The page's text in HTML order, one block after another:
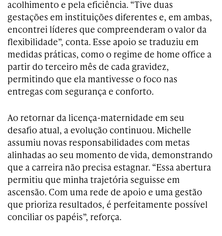
acolhimento e pela eficiência. “Tive duas
gestações em instituições diferentes e, em ambas,
encontrei líderes que compreenderam o valor da
flexibilidade”, conta. Esse apoio se traduziu em
medidas práticas, como o regime de home office a
partir do terceiro mês de cada gravidez,
permitindo que ela mantivesse o foco nas
entregas com segurança e conforto.
Ao retornar da licença-maternidade em seu
desafio atual, a evolução continuou. Michelle
assumiu novas responsabilidades com metas
alinhadas ao seu momento de vida, demonstrando
que a carreira não precisa estagnar. “Essa abertura
permitiu que minha trajetória seguisse em
ascensão. Com uma rede de apoio e uma gestão
que prioriza resultados, é perfeitamente possível
conciliar os papéis”, reforça.